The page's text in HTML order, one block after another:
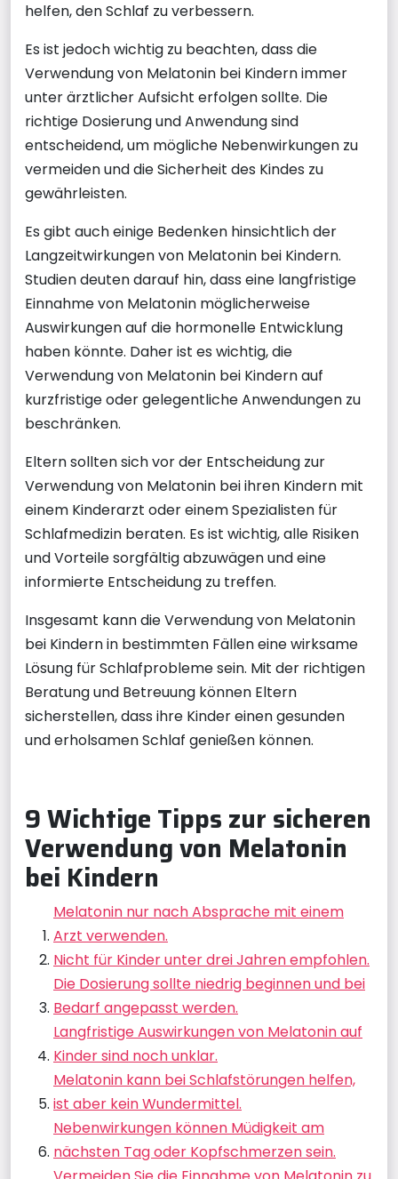
helfen, den Schlaf zu verbessern.
Es ist jedoch wichtig zu beachten, dass die
Verwendung von Melatonin bei Kindern immer
unter ärztlicher Aufsicht erfolgen sollte. Die
richtige Dosierung und Anwendung sind
entscheidend, um mögliche Nebenwirkungen zu
vermeiden und die Sicherheit des Kindes zu
gewährleisten.
Es gibt auch einige Bedenken hinsichtlich der
Langzeitwirkungen von Melatonin bei Kindern.
Studien deuten darauf hin, dass eine langfristige
Einnahme von Melatonin möglicherweise
Auswirkungen auf die hormonelle Entwicklung
haben könnte. Daher ist es wichtig, die
Verwendung von Melatonin bei Kindern auf
kurzfristige oder gelegentliche Anwendungen zu
beschränken.
Eltern sollten sich vor der Entscheidung zur
Verwendung von Melatonin bei ihren Kindern mit
einem Kinderarzt oder einem Spezialisten für
Schlafmedizin beraten. Es ist wichtig, alle Risiken
und Vorteile sorgfältig abzuwägen und eine
informierte Entscheidung zu treffen.
Insgesamt kann die Verwendung von Melatonin
bei Kindern in bestimmten Fällen eine wirksame
Lösung für Schlafprobleme sein. Mit der richtigen
Beratung und Betreuung können Eltern
sicherstellen, dass ihre Kinder einen gesunden
und erholsamen Schlaf genießen können.
9 Wichtige Tipps zur sicheren
Verwendung von Melatonin
bei Kindern
Melatonin nur nach Absprache mit einem
Arzt verwenden.
Nicht für Kinder unter drei Jahren empfohlen.
Die Dosierung sollte niedrig beginnen und bei
Bedarf angepasst werden.
Langfristige Auswirkungen von Melatonin auf
Kinder sind noch unklar.
Melatonin kann bei Schlafstörungen helfen,
ist aber kein Wundermittel.
Nebenwirkungen können Müdigkeit am
nächsten Tag oder Kopfschmerzen sein.